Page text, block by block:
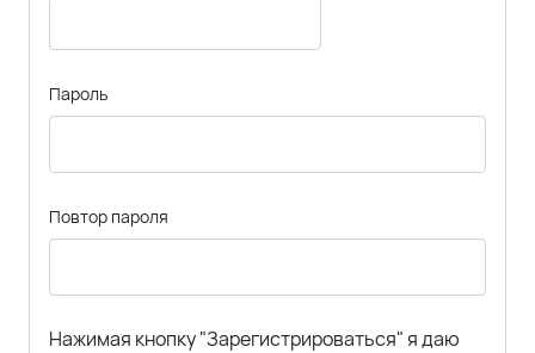
Пароль
Повтор пароля
Нажимая кнопку "Зарегистрироваться" я даю